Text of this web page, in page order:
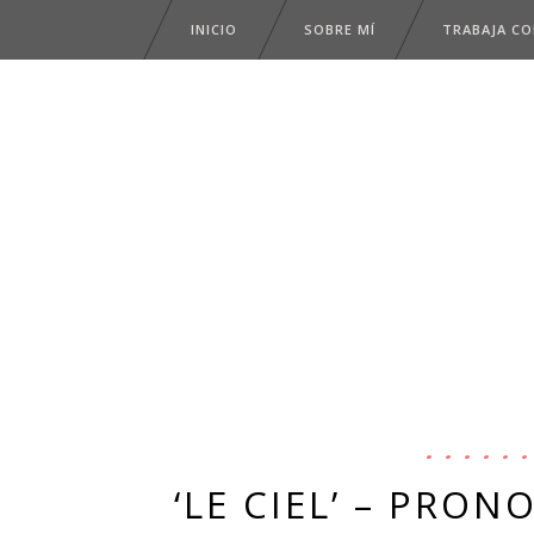
INICIO SOBRE MÍ TRABAJA
‘LE CIEL’ –